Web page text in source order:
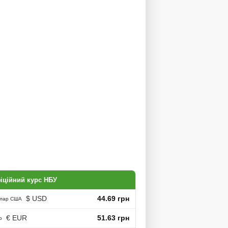
курс НБУ
США $ USD 44.69 грн
€ EUR 51.63 грн